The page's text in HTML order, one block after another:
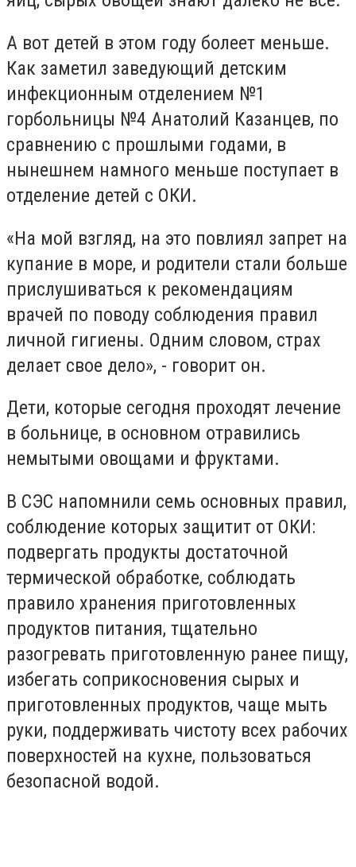
А вот детей в этом году болеет меньше.
Как заметил заведующий детским
инфекционным отделением №1
горбольницы №4 Анатолий Казанцев, по
сравнению с прошлыми годами, в
нынешнем намного меньше поступает в
отделение детей с ОКИ.
«На мой взгляд, на это повлиял запрет на
купание в море, и родители стали больше
прислушиваться к рекомендациям
врачей по поводу соблюдения правил
личной гигиены. Одним словом, страх
делает свое дело», - говорит он.
Дети, которые сегодня проходят лечение
в больнице, в основном отравились
немытыми овощами и фруктами.
В СЭС напомнили семь основных правил,
соблюдение которых защитит от ОКИ:
подвергать продукты достаточной
термической обработке, соблюдать
правило хранения приготовленных
продуктов питания, тщательно
разогревать приготовленную ранее пищу,
избегать соприкосновения сырых и
приготовленных продуктов, чаще мыть
руки, поддерживать чистоту всех рабочих
поверхностей на кухне, пользоваться
безопасной водой.